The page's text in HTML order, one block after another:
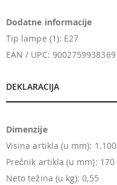
Dodatne informacije
Tip lampe (1): E27
EAN / UPC: 9002759938369
DEKLARACIJA
Dimenzije
Visina artikla (u mm): 1.100
Prečnik artikla (u mm): 170
Neto težina (u kg): 0,55